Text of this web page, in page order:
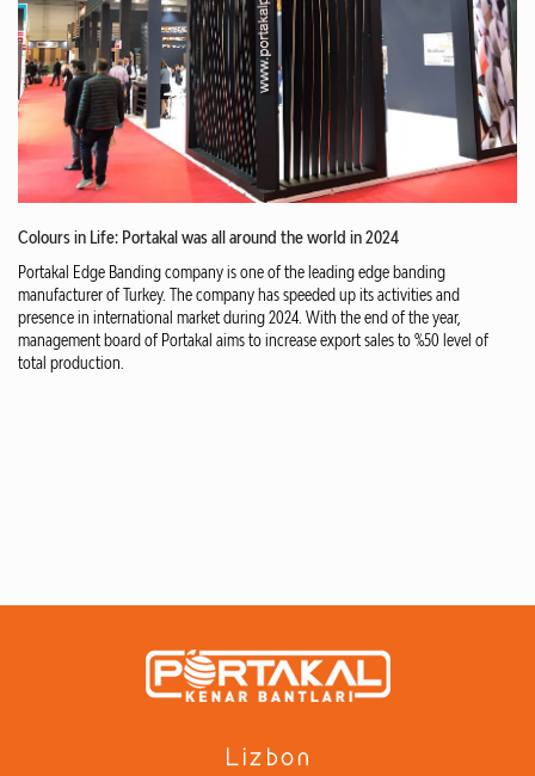
Colours in Life: Portakal was all around the world in 2024
Portakal Edge Banding company is one of the leading edge banding
manufacturer of Turkey. The company has speeded up its activities and
presence in international market during 2024. With the end of the year,
management board of Portakal aims to increase export sales to %50 level of
total production.